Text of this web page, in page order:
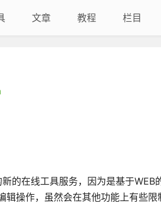
文章 教程 栏目
的在线工具服务，因为是基于WEB
操作，虽然会在其他功能上有些